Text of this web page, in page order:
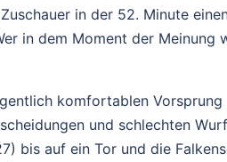
in der 52. Minute
in dem Moment der Meinung
komfortablen
und schlechten
bis auf ein Tor und die